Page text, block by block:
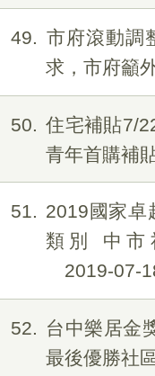
49
市府滾動調
求，市府籲
50
住宅補貼7/
青年首購補
51
2019國家卓
類別 中市
2019-07-
52
台中樂居金
最後優勝社